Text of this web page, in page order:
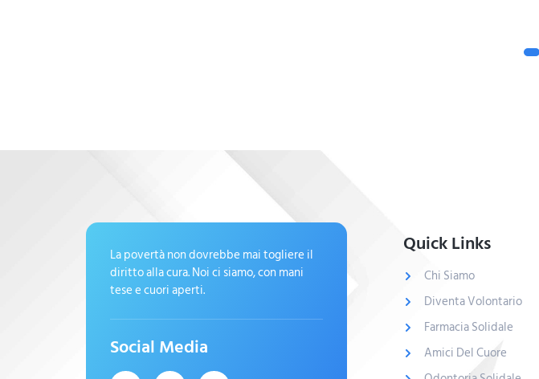
La povertà non dovrebbe mai togliere il
diritto alla cura. Noi ci siamo, con mani
tese e cuori aperti.
Social Media
Quick Links
Chi Siamo
Diventa Volontario
Farmacia Solidale
Amici Del Cuore